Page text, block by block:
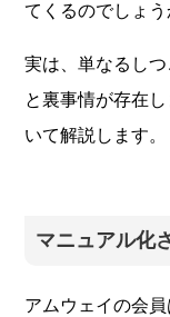
てくるのでしょう
実は、単なるし
と裏事情が存在
いて解説します。
マニュアル化
アムウェイの会